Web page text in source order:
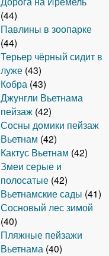
(44)
Павлины в зоопарке
(44)
Терьер чёрный сидит в
луже (43)
Кобра (43)
Джунгли Вьетнама
пейзаж (42)
Сосны домики пейзаж
Вьетнам (42)
Кактус Вьетнам (42)
Змеи серые и
полосатые (42)
Вьетнамские сады (41)
Сосновый лес зимой
(40)
Пляжные пейзажи
Вьетнама (40)